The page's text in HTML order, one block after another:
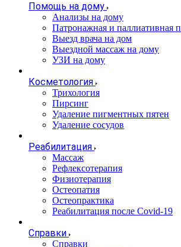
Помощь на дому
Анализы на дому
Патронажная и паллиативная
Выезд врача на дом
Выездной массаж на дому
УЗИ на дому
Косметология
Трихология
Пирсинг
Удаление пигментных пятен
Удаление сосудов
Реабилитация
Массаж
Рефлексотерапия
Физиотерапия
Остеопатия
Остеопрактика
Реабилитация после Covid-19
Справки
Справки